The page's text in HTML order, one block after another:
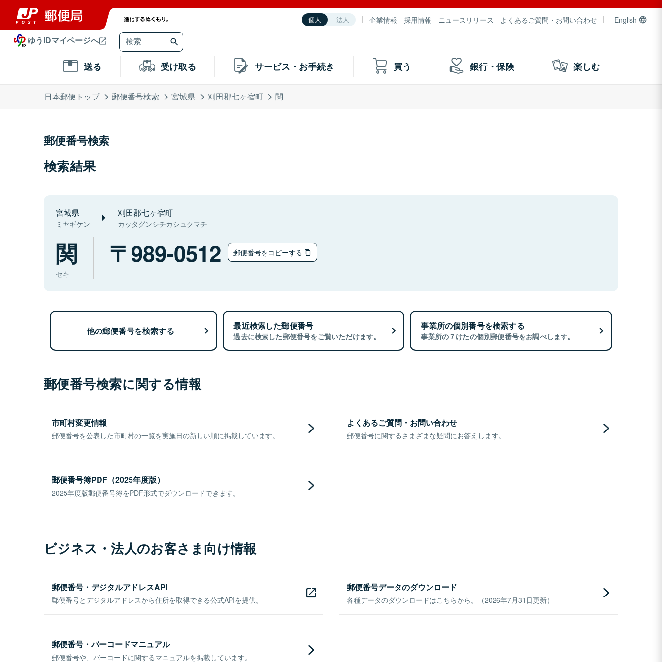
個人 法人 企業情報 採用情報 ニュースリリース よくあるご質問・お問い合わせ English
ゆうIDマイページへ
送る 受け取る サービス・お手続き 買う 銀行・保険 楽しむ
日本郵便トップ 郵便番号検索 宮城県 刈田郡七ヶ宿町 関
郵便番号検索
検索結果
宮城県
ミヤギケン
刈田郡七ヶ宿町
カッタグンシチカシュクマチ
関
セキ
989-0512 郵便番号をコピーする
他の郵便番号を検索する 最近検索した郵便番号
過去に検索した郵便番号をご覧いただけます。
事業所の個別番号を検索する
事業所の７けたの個別郵便番号をお調べします。
郵便番号検索に関する情報
市町村変更情報
郵便番号を公表した市町村の一覧を実施日の新しい順に掲載しています。
よくあるご質問・お問い合わせ
郵便番号に関するさまざまな疑問にお答えします。
郵便番号簿PDF（2025年度版）
2025年度版郵便番号簿をPDF形式でダウンロードできます。
ビジネス・法人のお客さま向け情報
郵便番号・デジタルアドレスAPI
郵便番号とデジタルアドレスから住所を取得できる公式APIを提供。
郵便番号データのダウンロード
各種データのダウンロードはこちらから。（2026年7月31日更新）
郵便番号・バーコードマニュアル
郵便番号や、バーコードに関するマニュアルを掲載しています。